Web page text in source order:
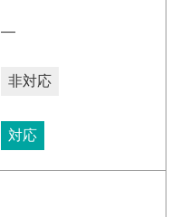
―
非対応
対応